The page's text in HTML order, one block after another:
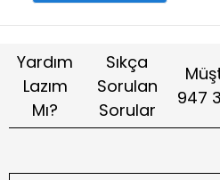
Yardım
Lazım
Mı?
Sıkça
Sorulan
Sorular
947